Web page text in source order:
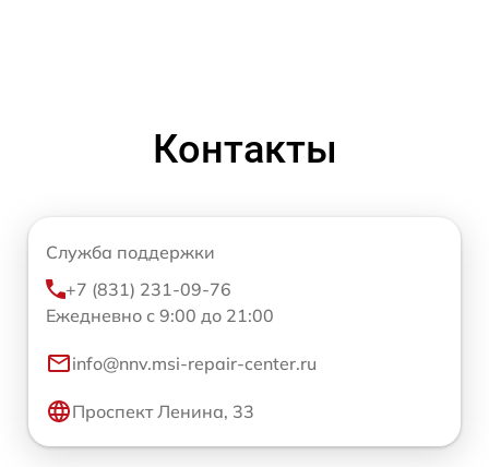
Контакты
Служба поддержки
+7 (831) 231-09-76
Ежедневно с 9:00 до 21:00
info@nnv.msi-repair-center.ru
Проспект Ленина, 33